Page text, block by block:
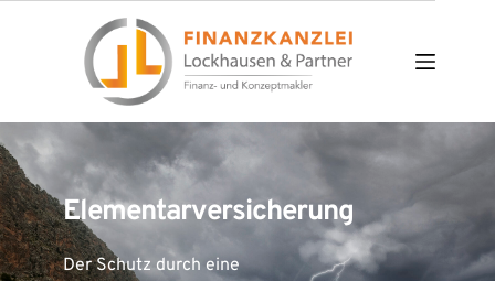
Elementarversicherung
Der Schutz durch eine